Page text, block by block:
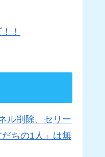
！
ル削除、セリー
ちの1人」は無